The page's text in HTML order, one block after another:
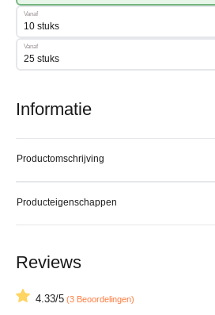
Vanaf
10 stuks
Vanaf
25 stuks
Informatie
Productomschrijving
Producteigenschappen
Reviews
4.33/5 (3 Beoordelingen)